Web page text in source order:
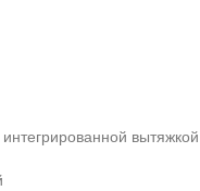
вытяжкой